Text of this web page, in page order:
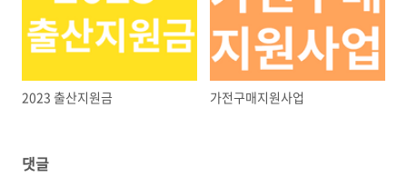
2023 출산지원금 가전구매지원사업
댓글